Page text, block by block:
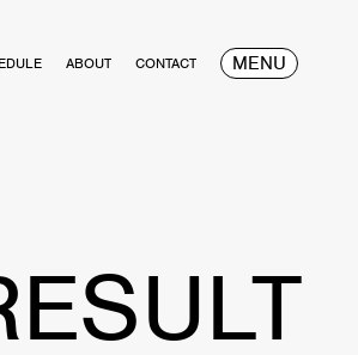
ABOUT CONTACT MENU